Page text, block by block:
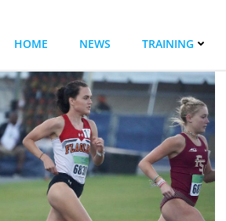
HOME NEWS TRAINING